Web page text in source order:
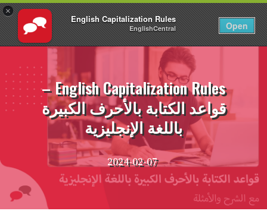
×
English Capitalization Rules
EnglishCentral Open
تسجيل الدخول AR
انتقل
English Capitalization Rules –
قواعد الكتابة بالأحرف الكبيرة
باللغة الإنجليزية
2024-02-07